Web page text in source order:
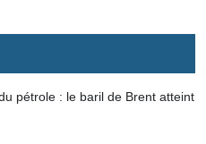
pétrole : le baril de Brent atteint